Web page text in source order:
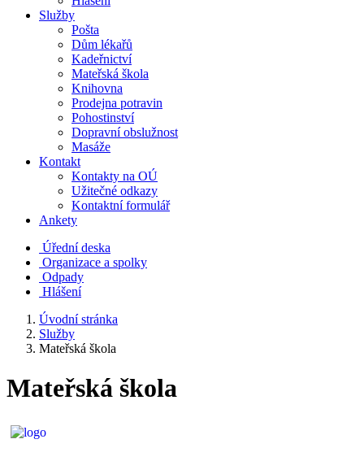
Služby
Pošta
Dům lékařů
Kadeřnictví
Mateřská škola
Knihovna
Prodejna potravin
Pohostinství
Dopravní obslužnost
Masáže
Kontakt
Kontakty na OÚ
Užitečné odkazy
Kontaktní formulář
Ankety
Úřední deska
Organizace a spolky
Odpady
Hlášení
Úvodní stránka
Služby
Mateřská škola
Mateřská škola